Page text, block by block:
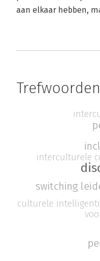
aan elkaar hebben,
Trefwoorden
switching
interculturele
culturele